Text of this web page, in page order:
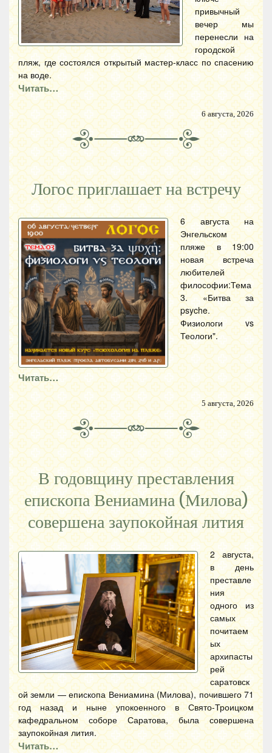
привычный
вечер мы
перенесли на
городской
пляж, где состоялся открытый мастер-класс по спасению
на воде.
Читать…
6 августа, 2026
Логос приглашает на встречу
6 августа на
Энгельском
пляже в 19:00
новая встреча
любителей
философии:Тема
3. «Битва за
psyche.
Физиологи vs
Теологи".
Читать…
5 августа, 2026
В годовщину преставления
епископа Вениамина (Милова)
совершена заупокойная лития
2 августа,
в день
преставле
ния
одного из
самых
почитаем
ых
архипасты
рей
саратовск
ой земли — епископа Вениамина (Милова), почившего 71
год назад и ныне упокоенного в Свято-Троицком
кафедральном соборе Саратова, была совершена
заупокойная лития.
Читать…